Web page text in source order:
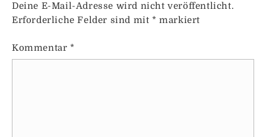
Deine E-Mail-Adresse wird nicht veröffentlicht.
Erforderliche Felder sind mit* markiert
Kommentar *